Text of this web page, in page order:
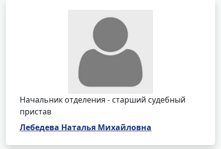
Начальник отделения - старший судебный
пристав
Лебедева Наталья Михайловна